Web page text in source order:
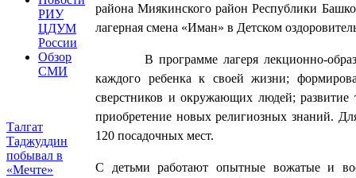
РИУ
ЦДУМ
России
Обзор
СМИ
Талгат
Таджуддин
побывал в
«Мечте»
района Миякинского район Республики
лагерная смена «Иман» в Детском
В программе лагеря лекционно-
каждого ребенка к своей жизни;
сверстников и окружающих людей; развитие
приобретение новых религиозных знаний.
120 посадочных мест.
С детьми работают опытные вожатые и